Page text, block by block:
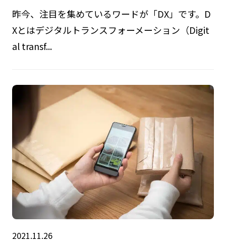
昨今、注目を集めているワードが「DX」です。D
Xとはデジタルトランスフォーメーション（Digit
al transf...
2021.11.26